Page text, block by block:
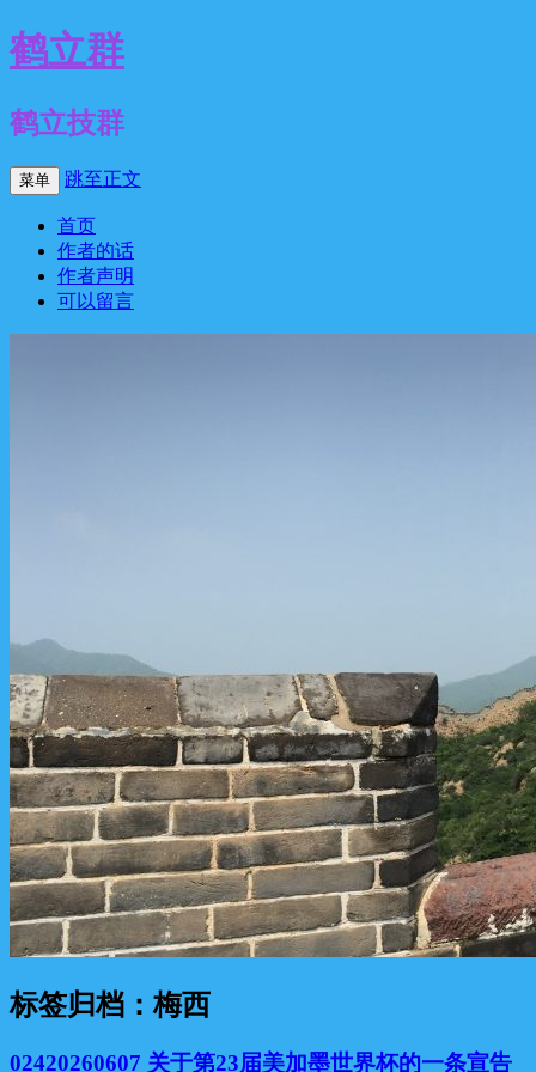
鹤立群
鹤立技群
菜单 跳至正文
首页
作者的话
作者声明
可以留言
标签归档：梅西
02420260607 关于第23届美加墨世界杯的一条宣告